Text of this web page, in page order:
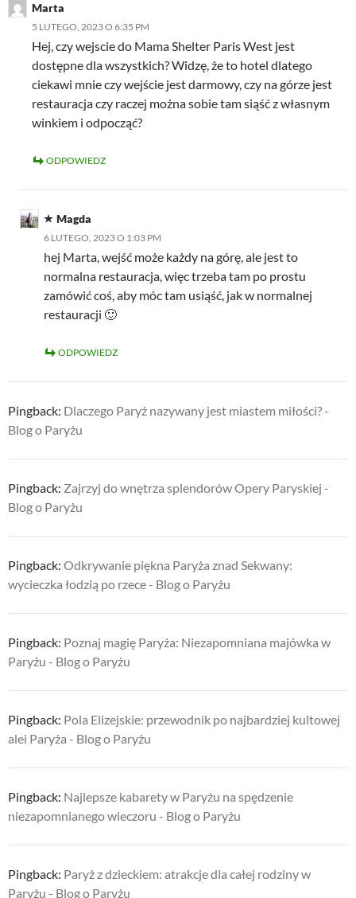
Marta
5 LUTEGO, 2023 O 6:35 PM
Hej, czy wejscie do Mama Shelter Paris West jest
dostępne dla wszystkich? Widzę, że to hotel dlatego
ciekawi mnie czy wejście jest darmowy, czy na górze jest
restauracja czy raczej można sobie tam siąść z własnym
winkiem i odpocząć?
ODPOWIEDZ
Magda
6 LUTEGO, 2023 O 1:03 PM
hej Marta, wejść może każdy na górę, ale jest to
normalna restauracja, więc trzeba tam po prostu
zamówić coś, aby móc tam usiąść, jak w normalnej
restauracji 🙂
ODPOWIEDZ
Pingback: Dlaczego Paryż nazywany jest miastem miłości? -
Blog o Paryżu
Pingback: Zajrzyj do wnętrza splendorów Opery Paryskiej -
Blog o Paryżu
Pingback: Odkrywanie piękna Paryża znad Sekwany:
wycieczka łodzią po rzece - Blog o Paryżu
Pingback: Poznaj magię Paryża: Niezapomniana majówka w
Paryżu - Blog o Paryżu
Pingback: Pola Elizejskie: przewodnik po najbardziej kultowej
alei Paryża - Blog o Paryżu
Pingback: Najlepsze kabarety w Paryżu na spędzenie
niezapomnianego wieczoru - Blog o Paryżu
Pingback: Paryż z dzieckiem: atrakcje dla całej rodziny w
Paryżu - Blog o Paryżu